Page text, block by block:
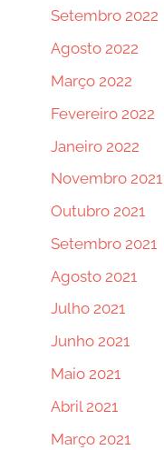
Setembro 2022
Agosto 2022
Março 2022
Fevereiro 2022
Janeiro 2022
Novembro 2021
Outubro 2021
Setembro 2021
Agosto 2021
Julho 2021
Junho 2021
Maio 2021
Abril 2021
Março 2021